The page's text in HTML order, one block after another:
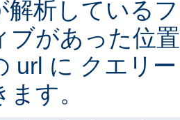
解析している
ブがあった位
url に クエリ
ます。